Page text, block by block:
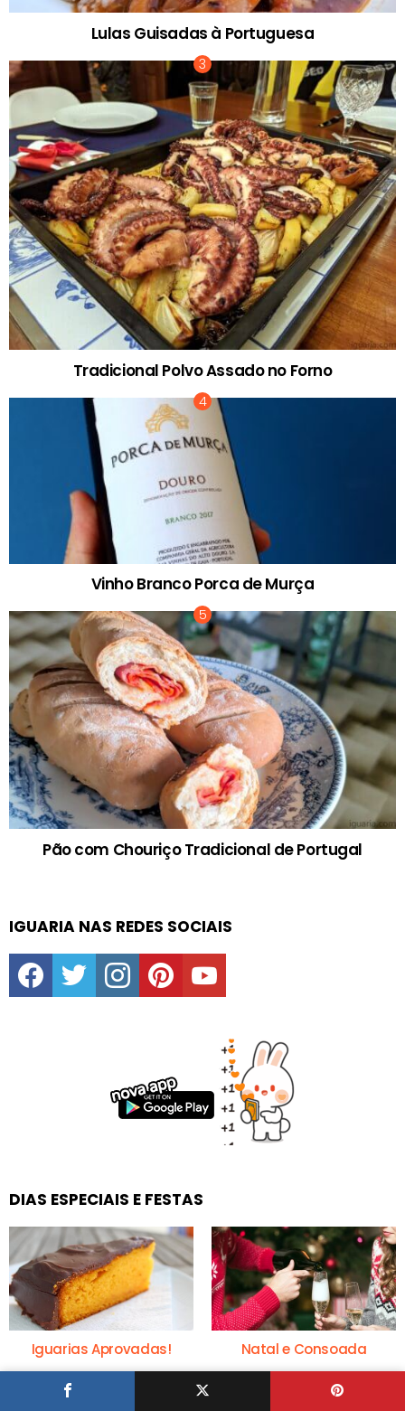
Lulas Guisadas à Portuguesa
Tradicional Polvo Assado no Forno
Vinho Branco Porca de Murça
Pão com Chouriço Tradicional de Portugal
IGUARIA NAS REDES SOCIAIS
facebooktwitter instagrampinterestyoutube
DIAS ESPECIAIS E FESTAS
Iguarias Aprovadas! Natal e Consoada